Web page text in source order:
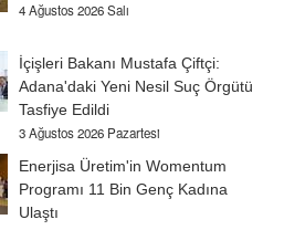
4 Ağustos 2026 Salı
İçişleri Bakanı Mustafa Çiftçi:
Adana'daki Yeni Nesil Suç Örgütü
Tasfiye Edildi
3 Ağustos 2026 Pazartesi
Enerjisa Üretim'in Womentum
Programı 11 Bin Genç Kadına
Ulaştı